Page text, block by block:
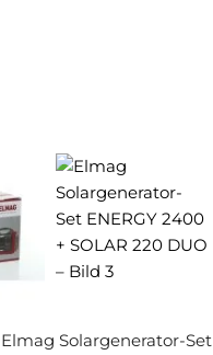
Elmag Solargenerator-Set